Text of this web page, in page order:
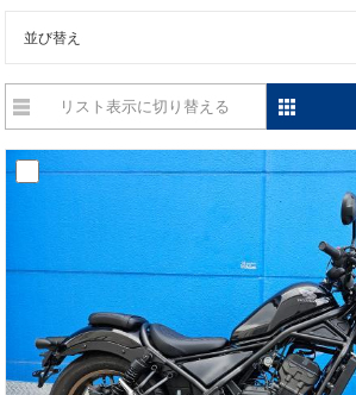
並び替え
リスト表示に切り替える